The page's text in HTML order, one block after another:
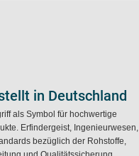
in Deutschland
als Symbol für hochwertige
Erfindergeist, Ingenieurwesen,
bezüglich der Rohstoffe,